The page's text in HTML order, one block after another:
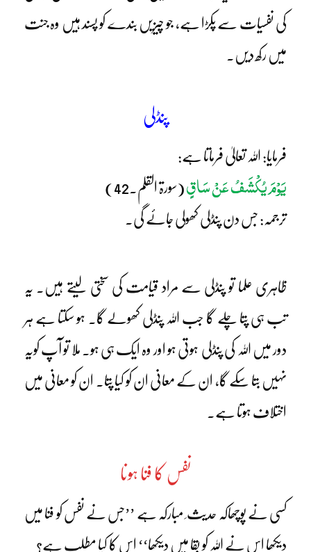
کی نفسیات سے پکڑا ہے، جو چیزیں بندے کو پسند ہیں وہ جنت
میں رکھ دیں۔
پنڈلی
فرمایا: اللہ تعالیٰ فرماتا ہے:
یَوْمَ یُکْشَفُ عَنْ سَاقٍ (سورۃ القلم۔42)
ترجمہ: جس دن پنڈلی کھولی جائے گی۔
ظاہری علما تو پنڈلی سے مراد قیامت کی سختی لیتے ہیں۔ یہ
تب ہی پتا چلے گا جب اللہ پنڈلی کھولے گا۔ ہو سکتا ہے ہر
دور میں اللہ کی پنڈلی ہوتی ہو اور وہ ایک ہی ہو۔ ملا تو آپ کویہ
نہیں بتا سکے گا، ان کے معانی ان کو کیا پتا۔ ان کو معانی میں
اختلاف ہوتا ہے۔
نفس کا فنا ہونا
کسی نے پوچھاکہ حدیث ِ مبارکہ ہے ’’جس نے نفس کو فنا میں
دیکھا اس نے اللہ کو بقا میں دیکھا‘‘ اس کا کیا مطلب ہے؟